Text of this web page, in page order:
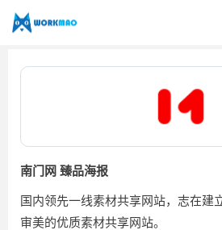
南门网 臻品海报
国内领先一线素材共享网站，志在建
审美的优质素材共享网站。